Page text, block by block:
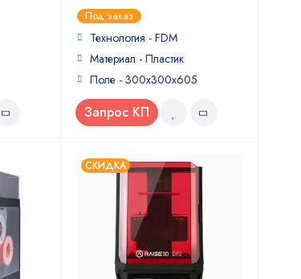
5out of 5
Под заказ
Технология - FDM
Материал - Пластик
Поле - 300x300x605
Запрос КП
СКИДКА